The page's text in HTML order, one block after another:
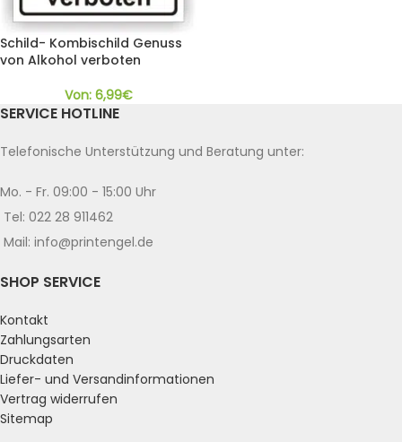
Schild- Kombischild Genuss
von Alkohol verboten
Von: 6,99€
SERVICE HOTLINE
Telefonische Unterstützung und Beratung unter:
Mo. - Fr. 09:00 - 15:00 Uhr
Tel: 022 28 911462
Mail: info@printengel.de
SHOP SERVICE
Kontakt
Zahlungsarten
Druckdaten
Liefer- und Versandinformationen
Vertrag widerrufen
Sitemap